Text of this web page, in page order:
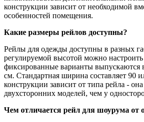
конструкции зависит от необходимой
особенностей помещения.
Какие размеры рейлов доступны?
Рейлы для одежды доступны в разных
регулируемой высотой можно
фиксированные варианты выпускаются
см. Стандартная ширина составляет 90
конструкции зависит от типа рейла -
двухсторонних моделей, чем у
Чем отличается рейл для шоурума от